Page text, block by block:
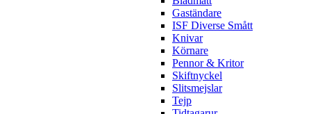
Gaständare
ISF Diverse Smått
Knivar
Körnare
Pennor & Kritor
Skiftnyckel
Slitsmejslar
Tejp